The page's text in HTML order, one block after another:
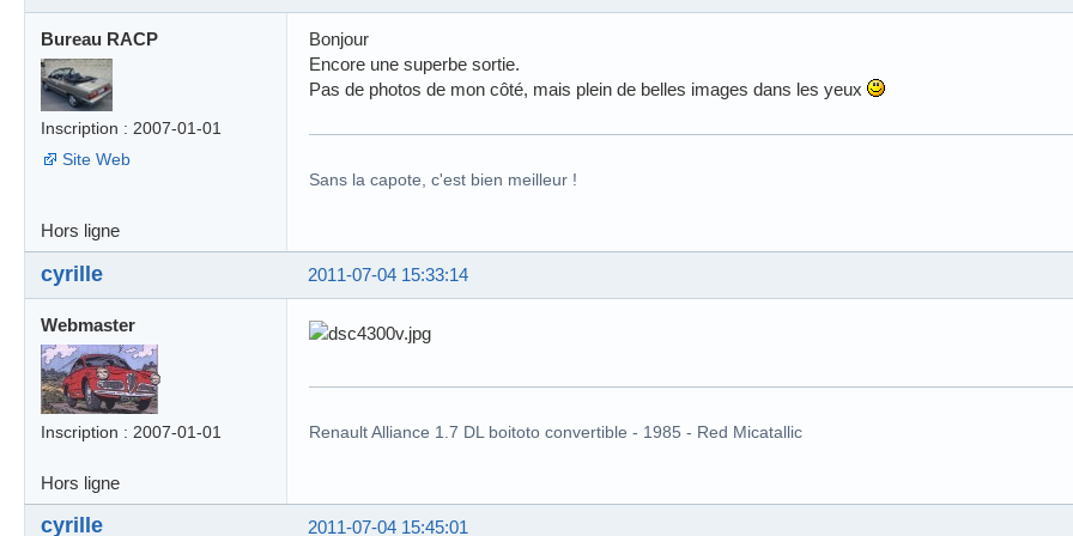
Bureau RACP
Inscription : 2007-01-01
Site Web
Bonjour
Encore une superbe sortie.
Pas de photos de mon côté, mais plein de belles images dans les yeux
Sans la capote, c'est bien meilleur !
Hors ligne
2011-07-04 15:33:14
cyrille
Webmaster
Inscription : 2007-01-01 Renault Alliance 1.7 DL boitoto convertible - 1985 - Red Micatallic
Hors ligne
2011-07-04 15:45:01
cyrille